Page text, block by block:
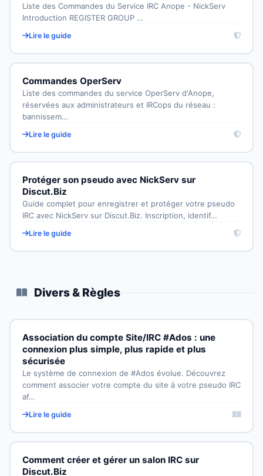
Liste des Commandes du Service IRC Anope - NickServ
Introduction REGISTER GROUP …
Lire le guide
Commandes OperServ
Liste des commandes du service OperServ d'Anope,
réservées aux administrateurs et IRCops du réseau :
bannissem…
Lire le guide
Protéger son pseudo avec NickServ sur
Discut.Biz
Guide complet pour enregistrer et protéger votre pseudo
IRC avec NickServ sur Discut.Biz. Inscription, identif…
Lire le guide
Divers & Règles
Association du compte Site/IRC #Ados : une
connexion plus simple, plus rapide et plus
sécurisée
Le système de connexion de #Ados évolue. Découvrez
comment associer votre compte du site à votre pseudo IRC
af…
Lire le guide
Comment créer et gérer un salon IRC sur
Discut.Biz